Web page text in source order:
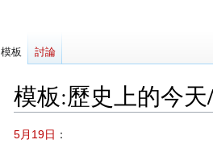
模板:歷史上的今天
跳
跳
5月19日 ：
模板 討論